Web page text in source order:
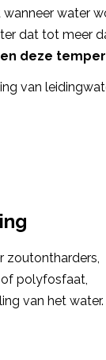
water
dat tot meer
deze
van
zoutontharders,
polyfosfaat,
van het water.